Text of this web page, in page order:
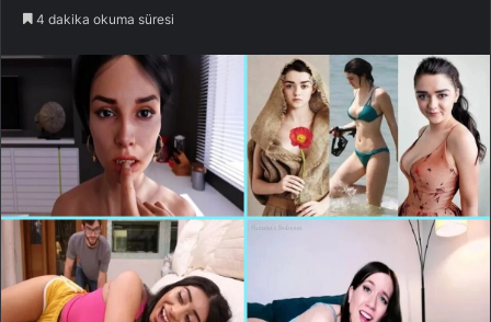
4 dakika okuma süresi